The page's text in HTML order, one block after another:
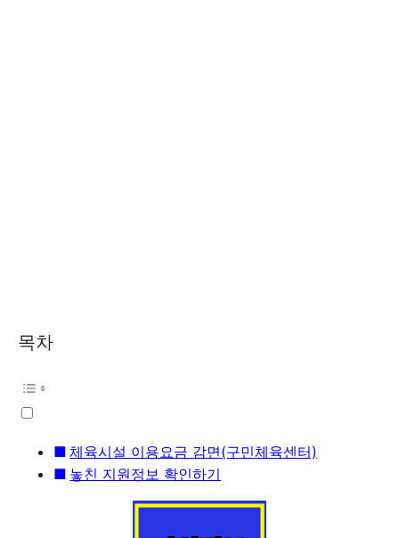
목차
체육시설 이용요금 감면(구민체육센터)
놓친 지원정보 확인하기